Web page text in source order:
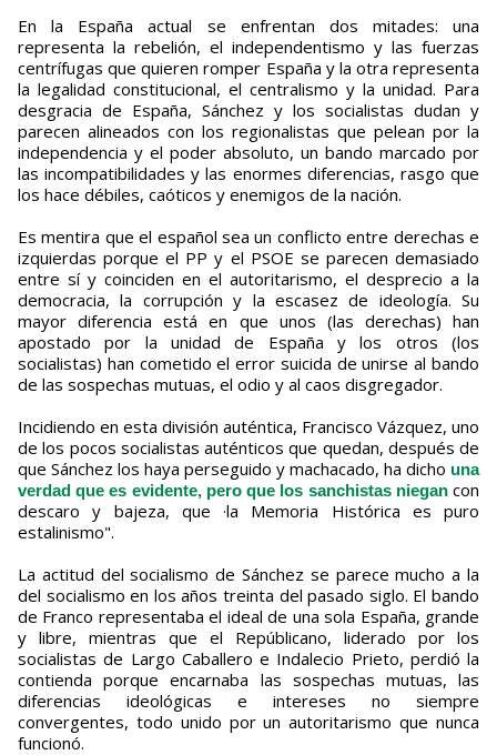
En la España actual se enfrentan dos mitades: una
representa la rebelión, el independentismo y las fuerzas
centrífugas que quieren romper España y la otra representa
la legalidad constitucional, el centralismo y la unidad. Para
desgracia de España, Sánchez y los socialistas dudan y
parecen alineados con los regionalistas que pelean por la
independencia y el poder absoluto, un bando marcado por
las incompatibilidades y las enormes diferencias, rasgo que
los hace débiles, caóticos y enemigos de la nación.
Es mentira que el español sea un conflicto entre derechas e
izquierdas porque el PP y el PSOE se parecen demasiado
entre sí y coinciden en el autoritarismo, el desprecio a la
democracia, la corrupción y la escasez de ideología. Su
mayor diferencia está en que unos (las derechas) han
apostado por la unidad de España y los otros (los
socialistas) han cometido el error suicida de unirse al bando
de las sospechas mutuas, el odio y al caos disgregador.
Incidiendo en esta división auténtica, Francisco Vázquez, uno
de los pocos socialistas auténticos que quedan, después de
que Sánchez los haya perseguido y machacado, ha dicho una
verdad que es evidente, pero que los sanchistas niegancon
descaro y bajeza, que ·la Memoria Histórica es puro
estalinismo".
La actitud del socialismo de Sánchez se parece mucho a la
del socialismo en los años treinta del pasado siglo. El bando
de Franco representaba el ideal de una sola España, grande
y libre, mientras que el Repúblicano, liderado por los
socialistas de Largo Caballero e Indalecio Prieto, perdió la
contienda porque encarnaba las sospechas mutuas, las
diferencias ideológicas e intereses no siempre
convergentes, todo unido por un autoritarismo que nunca
funcionó.